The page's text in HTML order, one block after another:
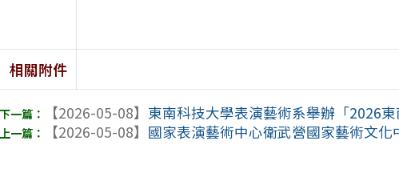
相關附件
【2026-05-08】 東南科技大學表演藝術系舉辦「2026
【2026-05-08】 國家表演藝術中心衛武營國家藝術文